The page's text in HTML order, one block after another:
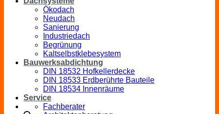
Ökodach
Neudach
Sanierung
Industriedach
Begrünung
Kaltselbstklebesystem
Bauwerksabdichtung
DIN 18532 Hofkellerdecke
DIN 18533 Erdberührte Bauteile
DIN 18534 Innenräume
Service
Fachberater